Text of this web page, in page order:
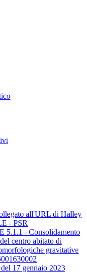
all'URL di Halley
- PSR
5.1.1 - Consolidamento
centro abitato di
gravitative
17 gennaio 2023